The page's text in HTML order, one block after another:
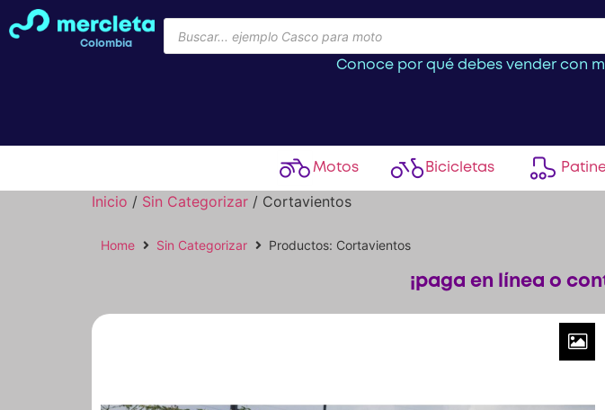
Colombia
Conoce por qué debes vender con
Motos Bicicletas
Inicio / Sin Categorizar / Cortavientos
Home Sin Categorizar Productos: Cortavientos
¡paga en línea o